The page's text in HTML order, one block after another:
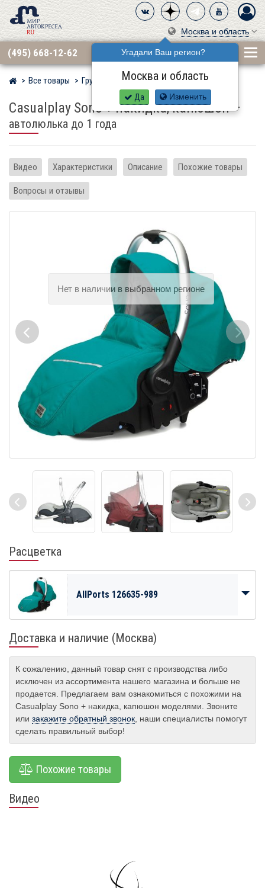
Москва и область
Угадали Ваш регион?
Москва и область
Да Изменить
(495) 668-12-62
Мир детских автокресел
Все товары Группа 0+ (до 13 кг) CASUALPLAY
Casualplay Sono + накидка, капюшон–
автолюлька до 1 года
Видео Характеристики Описание Похожие товары
Вопросы и отзывы
Расцветка
AllPorts 126635-989
Доставка и наличие (Москва)
К сожалению, данный товар снят с производства либо
исключен из ассортимента нашего магазина и больше не
продается. Предлагаем вам ознакомиться с похожими на
Casualplay Sono + накидка, капюшон моделями. Звоните
или закажите обратный звонок, наши специалисты помогут
сделать правильный выбор!
Похожие товары
Видео